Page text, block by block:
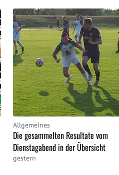
Allgemeines
Die gesammelten Resultate vom
Dienstagabend in der Übersicht
gestern